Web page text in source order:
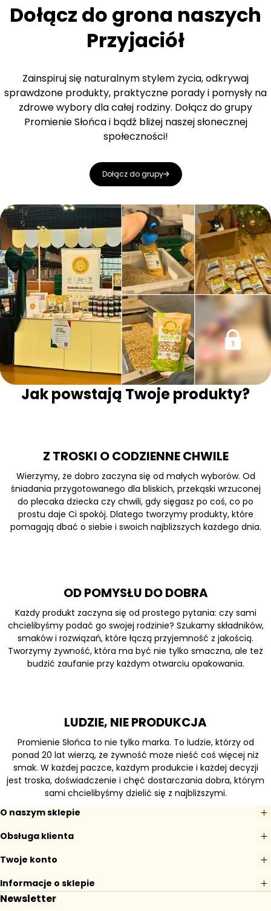
Dołącz do grona naszych
Przyjaciół
Zainspiruj się naturalnym stylem życia, odkrywaj
sprawdzone produkty, praktyczne porady i pomysły na
zdrowe wybory dla całej rodziny. Dołącz do grupy
Promienie Słońca i bądź bliżej naszej słonecznej
społeczności!
Dołącz do grupy
Jak powstają Twoje produkty?
Z TROSKI O CODZIENNE CHWILE
Wierzymy, że dobro zaczyna się od małych wyborów. Od
śniadania przygotowanego dla bliskich, przekąski wrzuconej
do plecaka dziecka czy chwili, gdy sięgasz po coś, co po
prostu daje Ci spokój. Dlatego tworzymy produkty, które
pomagają dbać o siebie i swoich najbliższych każdego dnia.
OD POMYSŁU DO DOBRA
Każdy produkt zaczyna się od prostego pytania: czy sami
chcielibyśmy podać go swojej rodzinie? Szukamy składników,
smaków i rozwiązań, które łączą przyjemność z jakością.
Tworzymy żywność, która ma być nie tylko smaczna, ale też
budzić zaufanie przy każdym otwarciu opakowania.
LUDZIE, NIE PRODUKCJA
Promienie Słońca to nie tylko marka. To ludzie, którzy od
ponad 20 lat wierzą, że żywność może nieść coś więcej niż
smak. W każdej paczce, każdym produkcie i każdej decyzji
jest troska, doświadczenie i chęć dostarczania dobra, którym
sami chcielibyśmy dzielić się z najbliższymi.
O naszym sklepie
Obsługa klienta
Twoje konto
Informacje o sklepie
Newsletter